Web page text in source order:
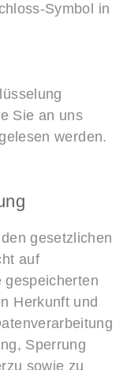
Symbol in
Sie an uns
werden.
gesetzlichen
auf
gespeicherten
Herkunft und
Sperrung
sowie zu